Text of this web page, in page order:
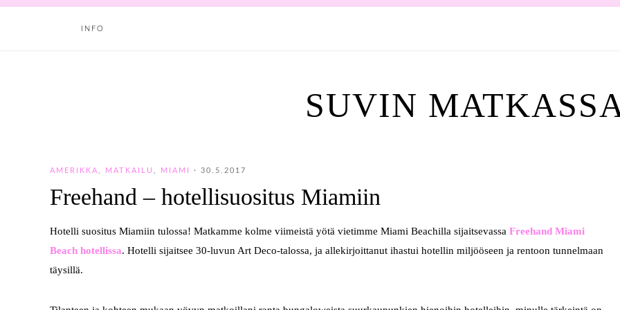
INFO
SUVIN
AMERIKKA MATKAILU MIAMI · 30.5.2017
Freehand – hotellisuositus Miamiin
Hotelli suositus Miamiin tulossa! Matkamme kolme viimeistä yötä vietimme Miami Beachilla sijaitsevassa Freehand Miami
Beach hotellissa. Hotelli sijaitsee 30-luvun Art Deco-talossa, ja allekirjoittanut ihastui hotellin miljööseen ja rentoon tunnelmaan
täysillä.